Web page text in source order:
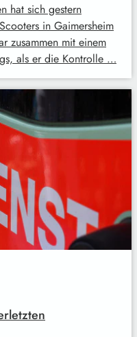
hat sich gestern
in Gaimersheim
zusammen mit einem
als er die Kontrolle …